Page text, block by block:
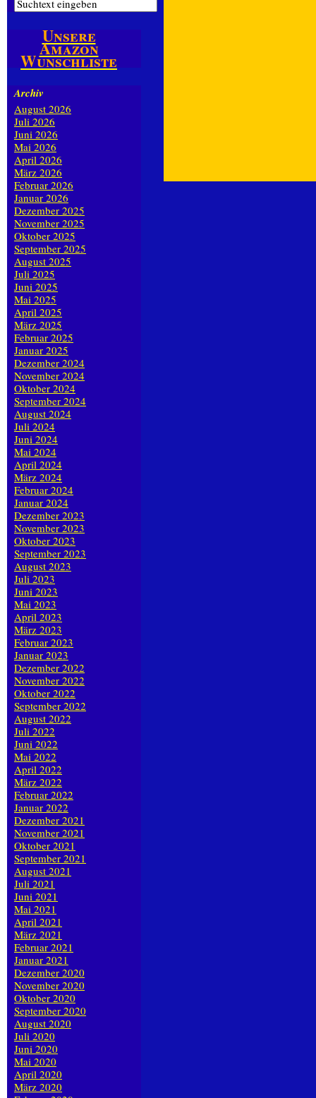
Unsere
Amazon
Wunschliste
Archiv
August 2026
Juli 2026
Juni 2026
Mai 2026
April 2026
März 2026
Februar 2026
Januar 2026
Dezember 2025
November 2025
Oktober 2025
September 2025
August 2025
Juli 2025
Juni 2025
Mai 2025
April 2025
März 2025
Februar 2025
Januar 2025
Dezember 2024
November 2024
Oktober 2024
September 2024
August 2024
Juli 2024
Juni 2024
Mai 2024
April 2024
März 2024
Februar 2024
Januar 2024
Dezember 2023
November 2023
Oktober 2023
September 2023
August 2023
Juli 2023
Juni 2023
Mai 2023
April 2023
März 2023
Februar 2023
Januar 2023
Dezember 2022
November 2022
Oktober 2022
September 2022
August 2022
Juli 2022
Juni 2022
Mai 2022
April 2022
März 2022
Februar 2022
Januar 2022
Dezember 2021
November 2021
Oktober 2021
September 2021
August 2021
Juli 2021
Juni 2021
Mai 2021
April 2021
März 2021
Februar 2021
Januar 2021
Dezember 2020
November 2020
Oktober 2020
September 2020
August 2020
Juli 2020
Juni 2020
Mai 2020
April 2020
März 2020